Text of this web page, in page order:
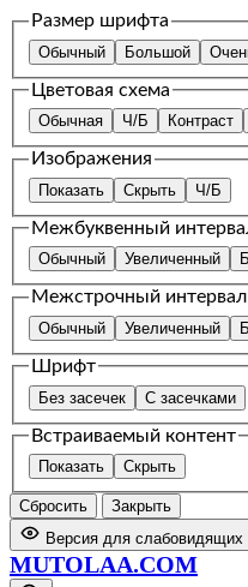
Размер шрифта
Обычный Большой
Цветовая схема
Обычная Ч/Б Контраст
Изображения
Показать Скрыть Ч/Б
Межбуквенный
Обычный Увеличенный
Межстрочный интервал
Обычный Увеличенный
Шрифт
Без засечек С засечками
Встраиваемый контент
Показать Скрыть
Сбросить
Закрыть
Версия для слабовидящих
MUTOLAA.COM